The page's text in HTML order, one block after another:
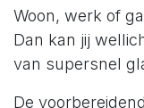
Woon, werk of
Dan kan jij
van supersnel
De